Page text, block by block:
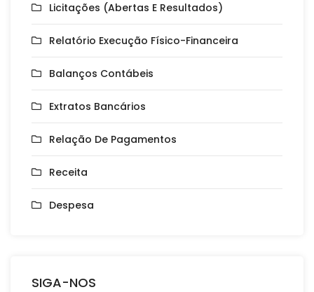
Licitações (Abertas E Resultados)
Relatório Execução Físico-Financeira
Balanços Contábeis
Extratos Bancários
Relação De Pagamentos
Receita
Despesa
SIGA-NOS